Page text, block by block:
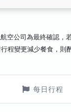
空公司為最終確認，
程變更減少餐食，則
每日行程